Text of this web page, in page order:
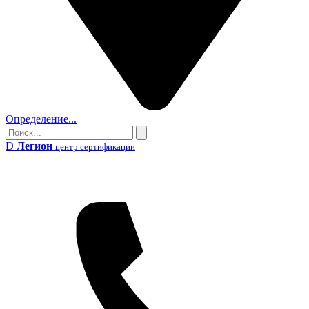
Определение...
Поиск
Поиск
D Легион центр сертификации